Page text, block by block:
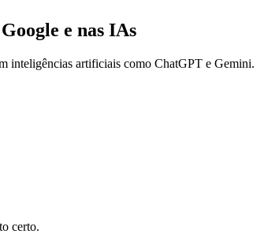
e nas IAs
inteligências artificiais como ChatGPT e Gemini.
certo.